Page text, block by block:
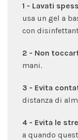
1 - Lavati
usa un gel a
con
2 - Non
mani.
3 - Evita
distanza di
4 - Evita le
a quando